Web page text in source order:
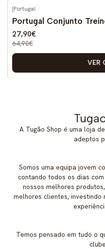
-57% DESCONTO
|Portugal
Portugal Conjunto
27,90€
64,90€
VER
A Tugão Shop é uma loja
adeptos
Somos uma equipa jovem
contando todos os dias
nossos melhores
melhores clientes, investindo
Temos pensado em tudo o